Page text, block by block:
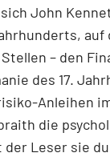
John
auf
– den
des 17.
Anleihen
die
Leser sie